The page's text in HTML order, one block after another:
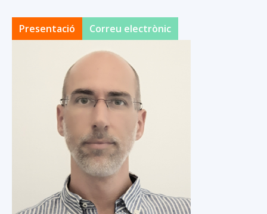
Presentació Correu electrònic